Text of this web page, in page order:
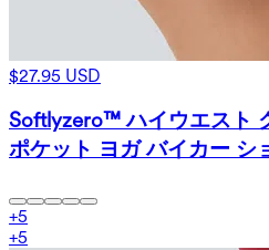
$27.95 USD
Softlyzero™ ハイウエスト
ポケット ヨガ バイカー シ
+5
+5